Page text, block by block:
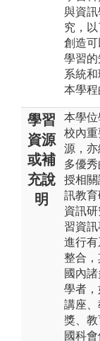
與資
究，
創造
學習的
系統
本學
學習
資源
或補
充說
明
本學
校內
源，
多優
授相
訊教
資訊
習資訊
進行
整合，
國內
學者
講座
獎、教
國科會